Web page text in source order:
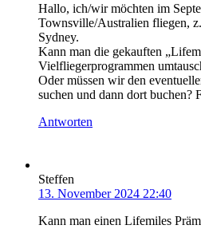
Hallo, ich/wir möchten im
Townsville/Australien fliegen,
Sydney.
Kann man die gekauften
Vielfliegerprogrammen
Oder müssen wir den
suchen und dann dort buchen?
Antworten
Steffen
13. November 2024 22:40
Kann man einen Lifemiles